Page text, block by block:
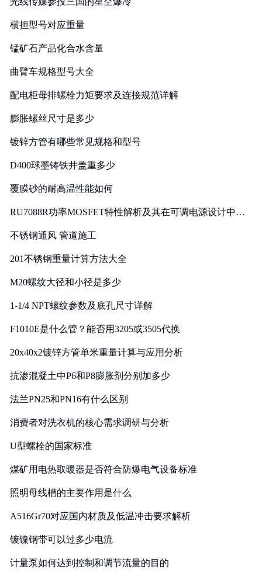
横担型号对应重量
锰矿石产品化合水含量
曲臂车规格型号大全
配电柜母排螺栓力矩要求及连接规范详解
膨胀螺丝尺寸是多少
镀锌方管有哪些常见规格和型号
D400球墨铸铁井盖重多少
覆膜砂的耐高温性能如何
RU7088R功率MOSFET特性解析及其在可调电源设计中的
不锈钢通风 管道施工
201不锈钢重量计算方法大全
M20螺纹大径和小径是多少
1-1/4 NPT螺纹参数及底孔尺寸详解
F1010E是什么管？能否用3205或3505代换
20x40x2镀锌方管单米重量计算与应用分析
抗渗混凝土中P6和P8膨胀剂分别加多少
法兰PN25和PN16有什么区别
消费者对洗衣机的核心需求调研与分析
U型螺栓的国家标准
煤矿用电热取暖器是否符合防爆电气设备标准
照明母线槽的主要作用是什么
A516Gr70对应国内材质及低温冲击要求解析
镀镍钢带可以过多少电流
计量泵如何达到控制和调节流量的目的